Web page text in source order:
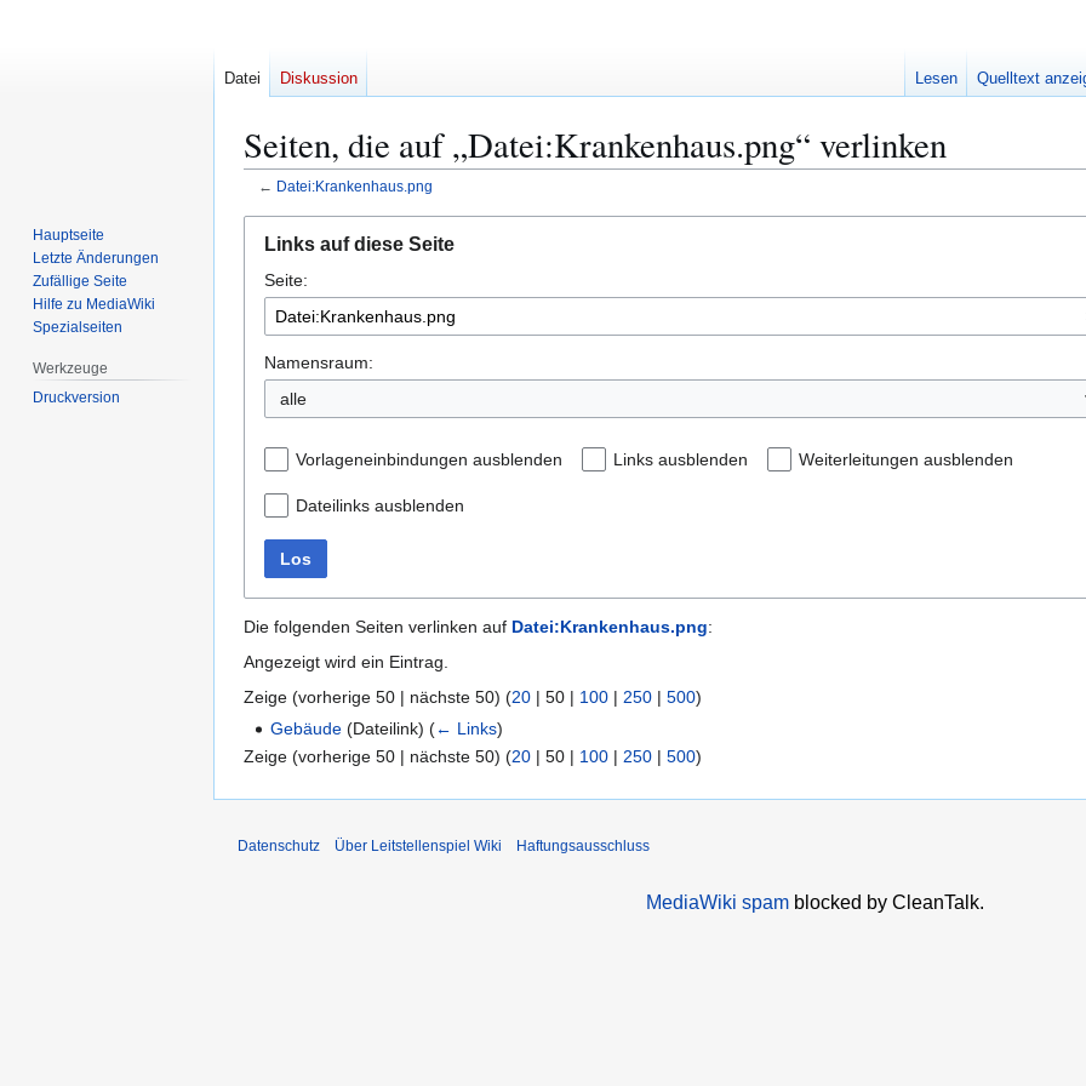
Seiten, die auf „Datei:Krankenhaus.png“ verlinken
← Datei:Krankenhaus.png
Navigation
springen
Suche
springen
Links auf diese Seite
Seite:
Namensraum:
alle
Vorlageneinbindungen ausblenden Links ausblenden Weiterleitungen ausblenden
Dateilinks ausblenden
Los
Die folgenden Seiten verlinken auf Datei:Krankenhaus.png:
Angezeigt wird ein Eintrag.
Zeige (vorherige 50 | nächste 50) (20 | 50 | 100 | 250 | 500)
Gebäude (Dateilink)(← Links)
Zeige (vorherige 50 | nächste 50) (20 | 50 | 100 | 250 | 500)
Datei Diskussion Lesen Quelltext
Hauptseite
Letzte Änderungen
Zufällige Seite
Hilfe zu MediaWiki
Spezialseiten
Werkzeuge
Druckversion
Datenschutz Über Leitstellenspiel Wiki Haftungsausschluss
MediaWiki spamblocked by CleanTalk.